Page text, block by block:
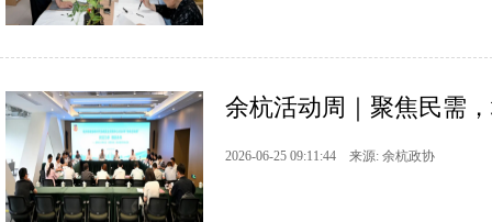
余杭活动周｜聚焦民需
2026-06-25 09:11:44 来源: 余杭政协